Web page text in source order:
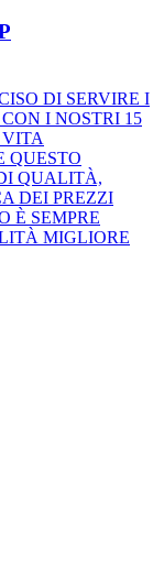
DI SERVIRE I
I NOSTRI 15
QUESTO
QUALITÀ,
DEI PREZZI
È SEMPRE
MIGLIORE